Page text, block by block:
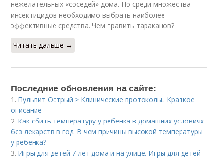
нежелательных «соседей» дома. Но среди множества
инсектицидов необходимо выбрать наиболее
эффективные средства. Чем травить тараканов?
Читать дальше →
Последние обновления на сайте:
1. Пульпит Острый > Клинические протоколы.. Краткое
описание
2. Как сбить температуру у ребенка в домашних условиях
без лекарств в год. В чем причины высокой температуры
у ребенка?
3. Игры для детей 7 лет дома и на улице. Игры для детей